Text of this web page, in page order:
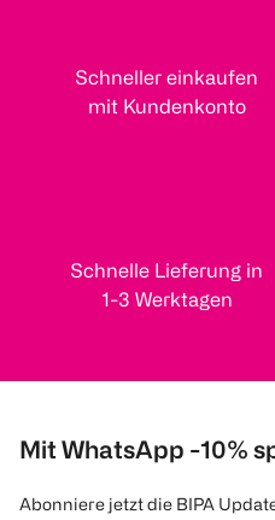
Schneller einkaufen
mit Kundenkonto
Schnelle Lieferung in
1-3 Werktagen
Mit WhatsApp -10%
Abonniere jetzt die BIPA